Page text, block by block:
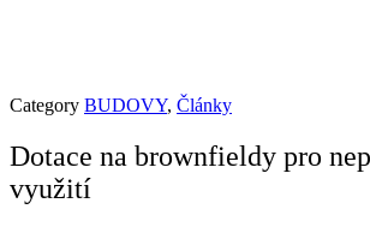
Category BUDOVY, Články
Dotace na brownfieldy pro
využití